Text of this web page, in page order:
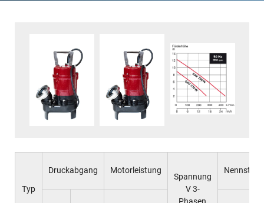
Typ
Druckabgang Motorleistung
Spannung
V 3-